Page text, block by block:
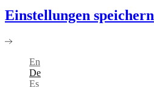
Einstellungen speichern
En
De
Es